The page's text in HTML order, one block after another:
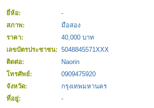
ยี่ห้อ: -
สภาพ:
มือสอง
ราคา:
40,000 บาท
เลขบัตรประชาชน: 5048845571XXX
ติดต่อ:
Naorin
โทรศัพย์:
0909475920
จังหวัด:
กรุงเทพมหานคร
ที่อยู่:
-